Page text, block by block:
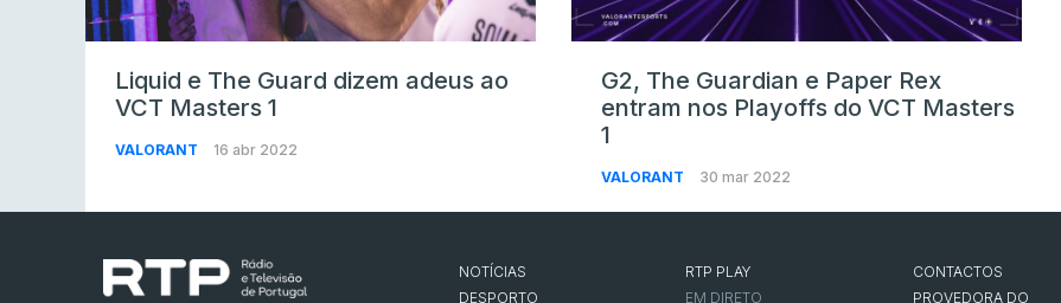
Liquid e The Guard dizem adeus ao
VCT Masters 1
VALORANT 16 abr 2022
G2, The Guardian e Paper Rex
entram nos Playoffs do VCT Masters
1
VALORANT 30 mar 2022
NOTÍCIAS
DESPORTO
RTP PLAY
EM DIRETO
CONTACTOS
PROVEDORA DO